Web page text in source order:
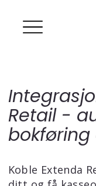
Retail -
bokføring
Koble Extenda